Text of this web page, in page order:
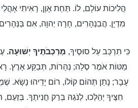
הֲלִיכוֹת עוֹלָם, לוֹ. תַּחַת אָוֶן, רָאִיתִי אָהֳלֵי
מִדְיָן. הֲבִנְהָרִים, חָרָה יְהוָה, אִם
כִּי תִרְכַּב עַל סוּסֶיךָ, מַרְכְּבֹתֶיךָ יְשׁוּעָה.
מַטּוֹת אֹמֶר סֶלָה; נְהָרוֹת, תְּבַקַּע אָרֶץ.
עָבָר; נָתַן תְּהוֹם קוֹלוֹ, רוֹם יָדֵיהוּ נָשָׂא.
חִצֶּיךָ יְהַלֵּכוּ, לְנֹגַהּ בְּרַק חֲנִיתֶךָ.